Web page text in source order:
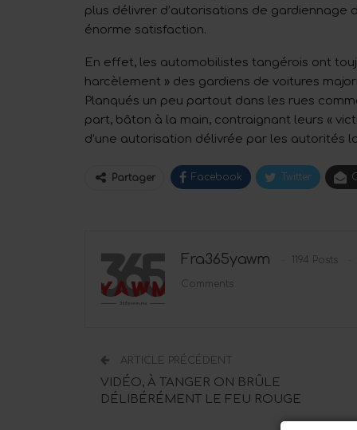
plus délivrer d’autorisations de
énorme satisfaction.
En effet, les automobilistes tangérois ont
harcèlement » des gardiens de voitures
Planqués un peu partout dans les rues
part, bâton à la main, contraignant leurs «
d’une autorisation délivrée par les autorités
Partager Facebook Twitter
Fra365yawm 1194 Posts
Comments
ARTICLE PRÉCÉDENT
VIDÉO, À TANGER ON BRÛLE
DÉLIBÉRÉMENT LE FEU ROUGE